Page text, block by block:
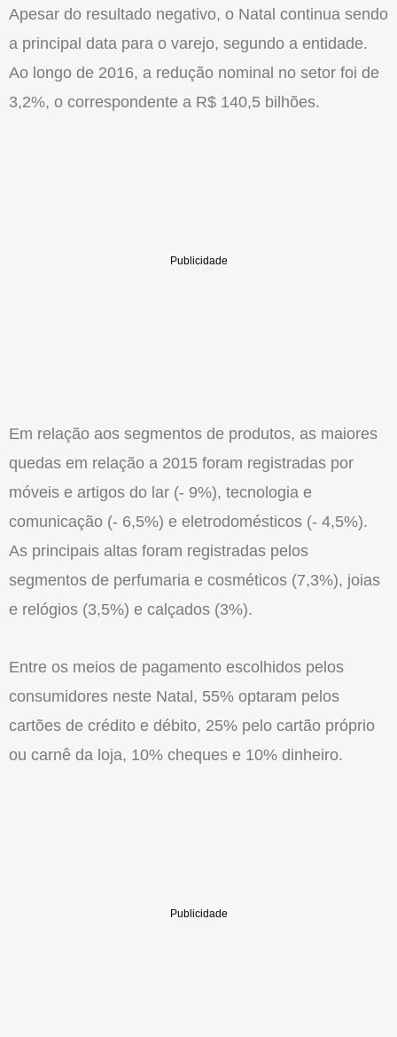
Apesar do resultado negativo, o Natal continua sendo
a principal data para o varejo, segundo a entidade.
Ao longo de 2016, a redução nominal no setor foi de
3,2%, o correspondente a R$ 140,5 bilhões.
Em relação aos segmentos de produtos, as maiores
quedas em relação a 2015 foram registradas por
móveis e artigos do lar (- 9%), tecnologia e
comunicação (- 6,5%) e eletrodomésticos (- 4,5%).
As principais altas foram registradas pelos
segmentos de perfumaria e cosméticos (7,3%), joias
e relógios (3,5%) e calçados (3%).
Entre os meios de pagamento escolhidos pelos
consumidores neste Natal, 55% optaram pelos
cartões de crédito e débito, 25% pelo cartão próprio
ou carnê da loja, 10% cheques e 10% dinheiro.